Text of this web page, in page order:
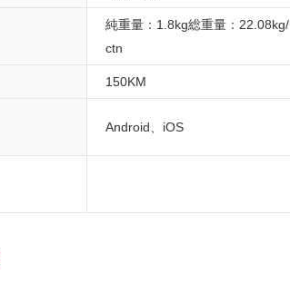
純重量：1.8kg総重量：22.08kg/
ctn
150KM
Android、iOS